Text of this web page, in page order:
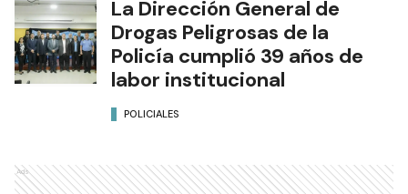
La Dirección General de
Drogas Peligrosas de la
Policía cumplió 39 años de
labor institucional
POLICIALES
Ads